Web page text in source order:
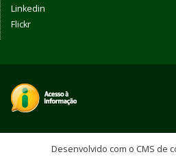
Linkedin
Flickr
Desenvolvido com o CMS de